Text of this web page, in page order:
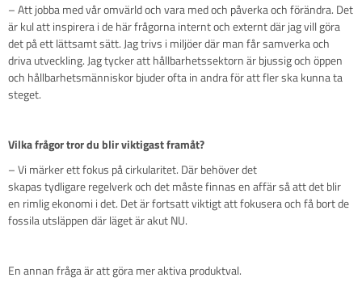
– Att jobba med vår omvärld och vara med och påverka och förändra. Det
är kul att inspirera i de här frågorna internt och externt där jag vill göra
det på ett lättsamt sätt. Jag trivs i miljöer där man får samverka och
driva utveckling. Jag tycker att hållbarhetssektorn är bjussig och öppen
och hållbarhetsmänniskor bjuder ofta in andra för att fler ska kunna ta
steget.
Vilka frågor tror du blir viktigast framåt?
– Vi märker ett fokus på cirkularitet. Där behöver det
skapas tydligare regelverk och det måste finnas en affär så att det blir
en rimlig ekonomi i det. Det är fortsatt viktigt att fokusera och få bort de
fossila utsläppen där läget är akut NU.
En annan fråga är att göra mer aktiva produktval.